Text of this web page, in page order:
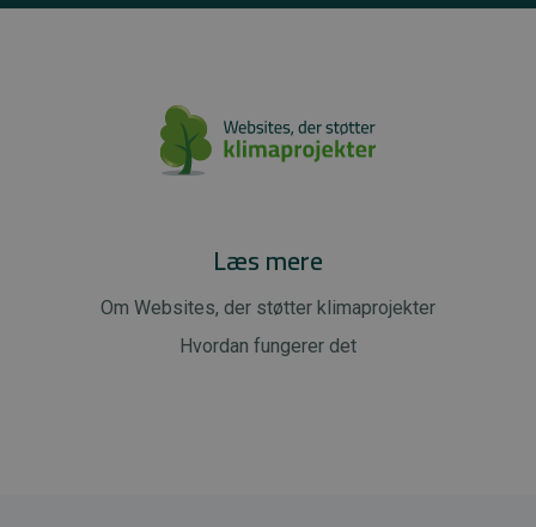
Læs mere
Om Websites, der støtter klimaprojekter
Hvordan fungerer det